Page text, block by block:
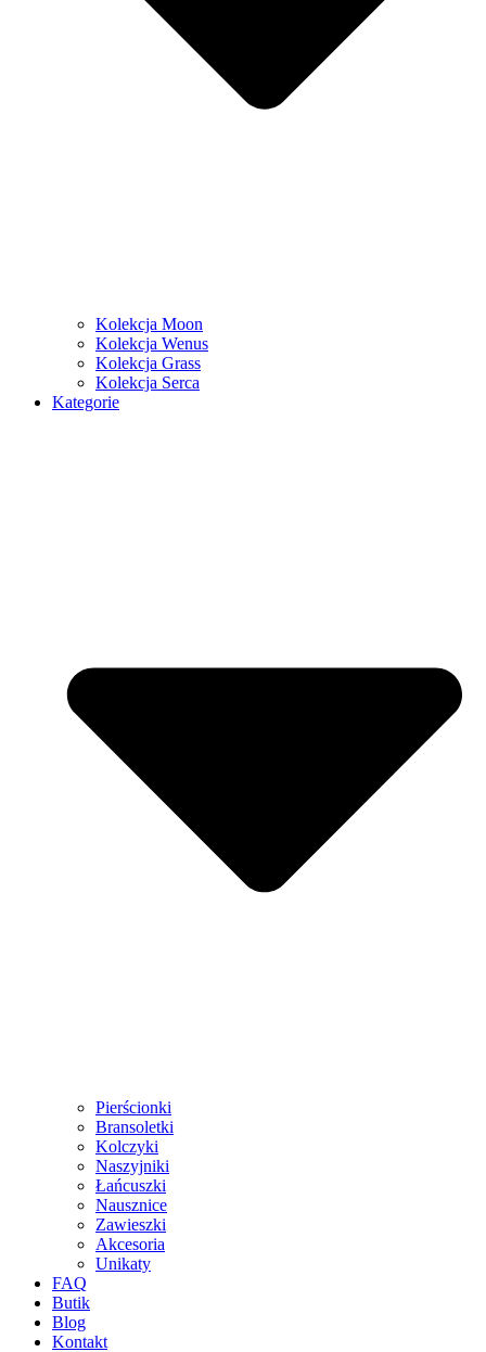
Kolekcja Moon
Kolekcja Wenus
Kolekcja Grass
Kolekcja Serca
Kategorie
Pierścionki
Bransoletki
Kolczyki
Naszyjniki
Łańcuszki
Nausznice
Zawieszki
Akcesoria
Unikaty
FAQ
Butik
Blog
Kontakt